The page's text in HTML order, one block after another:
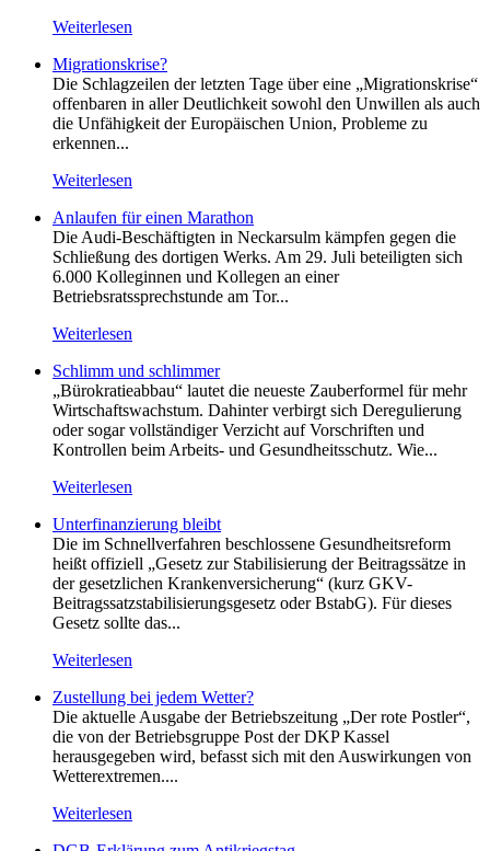
Weiterlesen
Migrationskrise?
Die Schlagzeilen der letzten Tage über eine „Migrationskrise“
offenbaren in aller Deutlichkeit sowohl den Unwillen als auch
die Unfähigkeit der Europäischen Union, Probleme zu
erkennen...
Weiterlesen
Anlaufen für einen Marathon
Die Audi-Beschäftigten in Neckarsulm kämpfen gegen die
Schließung des dortigen Werks. Am 29. Juli beteiligten sich
6.000 Kolleginnen und Kollegen an einer
Betriebsratssprechstunde am Tor...
Weiterlesen
Schlimm und schlimmer
„Bürokratieabbau“ lautet die neueste Zauberformel für mehr
Wirtschaftswachstum. Dahinter verbirgt sich Deregulierung
oder sogar vollständiger Verzicht auf Vorschriften und
Kontrollen beim Arbeits- und Gesundheitsschutz. Wie...
Weiterlesen
Unterfinanzierung bleibt
Die im Schnellverfahren beschlossene Gesundheitsreform
heißt offiziell „Gesetz zur Stabilisierung der Beitragssätze in
der gesetzlichen Krankenversicherung“ (kurz GKV-
Beitragssatzstabilisierungsgesetz oder BstabG). Für dieses
Gesetz sollte das...
Weiterlesen
Zustellung bei jedem Wetter?
Die aktuelle Ausgabe der Betriebszeitung „Der rote Postler“,
die von der Betriebsgruppe Post der DKP Kassel
herausgegeben wird, befasst sich mit den Auswirkungen von
Wetterextremen....
Weiterlesen